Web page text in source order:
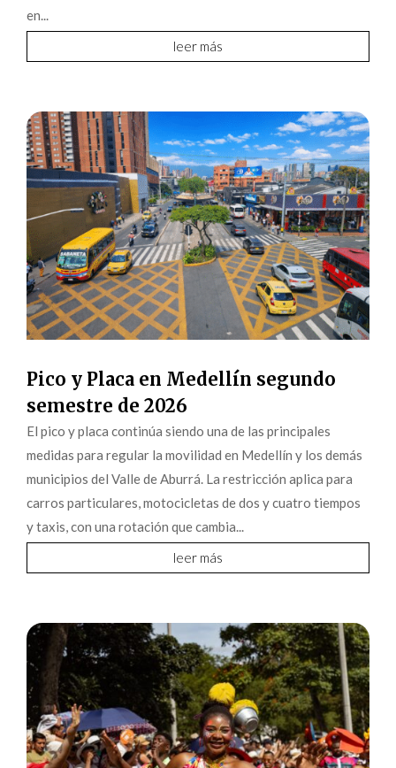
en...
leer más
Pico y Placa en Medellín segundo
semestre de 2026
El pico y placa continúa siendo una de las principales
medidas para regular la movilidad en Medellín y los demás
municipios del Valle de Aburrá. La restricción aplica para
carros particulares, motocicletas de dos y cuatro tiempos
y taxis, con una rotación que cambia...
leer más